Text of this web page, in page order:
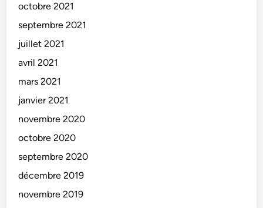
octobre 2021
septembre 2021
juillet 2021
avril 2021
mars 2021
janvier 2021
novembre 2020
octobre 2020
septembre 2020
décembre 2019
novembre 2019